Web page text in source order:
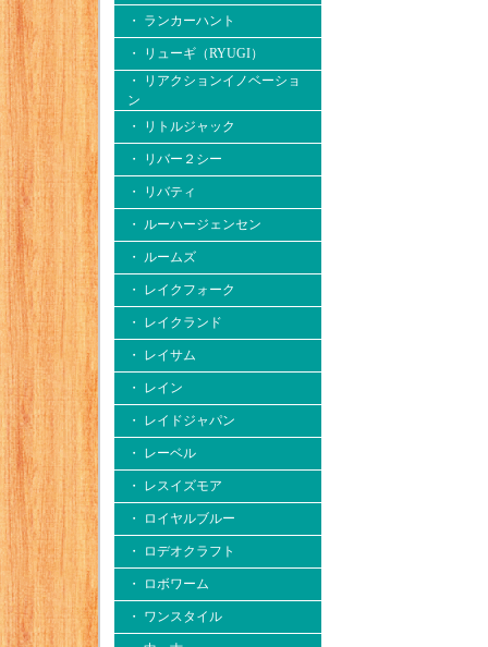
・ ランカーハント
・ リューギ（RYUGI）
・ リアクションイノベーショ
ン
・ リトルジャック
・ リバー２シー
・ リバティ
・ ルーハージェンセン
・ ルームズ
・ レイクフォーク
・ レイクランド
・ レイサム
・ レイン
・ レイドジャパン
・ レーベル
・ レスイズモア
・ ロイヤルブルー
・ ロデオクラフト
・ ロボワーム
・ ワンスタイル